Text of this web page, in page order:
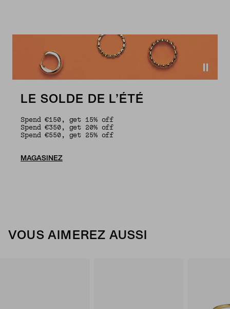
LE SOLDE DE L’ÉTÉ
Spend €150, get 15% off
Spend €350, get 20% off
Spend €550, get 25% off
MAGASINEZ
VOUS AIMEREZ AUSSI